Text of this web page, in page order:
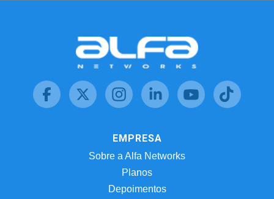
EMPRESA
Sobre a Alfa Networks
Planos
Depoimentos